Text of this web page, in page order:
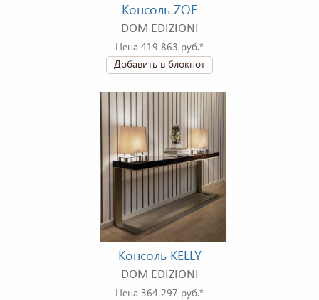
Консоль ZOE
DOM EDIZIONI
Цена 419 863 руб.*
Добавить в блокнот
Консоль KELLY
DOM EDIZIONI
Цена 364 297 руб.*